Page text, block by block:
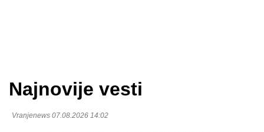
Najnovije vesti
Vranjenews 07.08.2026 14:02